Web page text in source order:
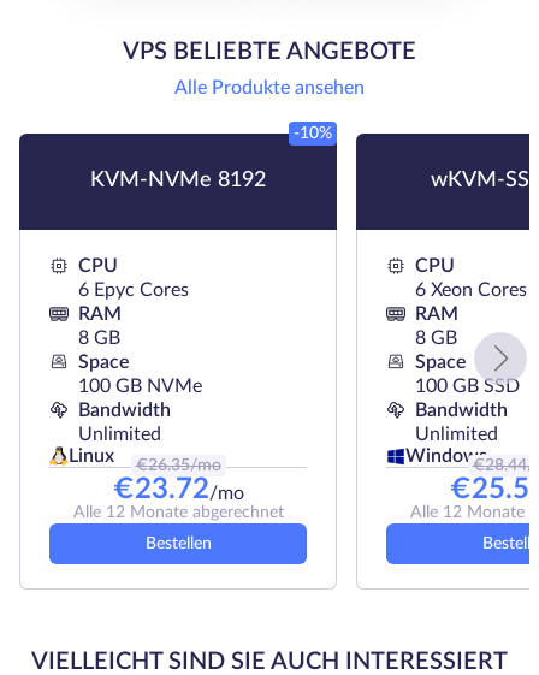
VPS BELIEBTE ANGEBOTE
Alle Produkte ansehen
KVM-NVMe 8192
-10%
CPU
6 Epyc Cores
RAM
8 GB
Space
100 GB NVMe
Bandwidth
Unlimited
Linux
€26.35/mo
€23.72/mo
Alle 12 Monate abgerechnet
Bestellen
wKVM-
CPU
6 Xeon Cores
RAM
8 GB
Space
100 GB SSD
Bandwidth
Unlimited
Windows
€28.44/
€
Alle 12 Monate
VIELLEICHT SIND SIE AUCH INTERESSIERT